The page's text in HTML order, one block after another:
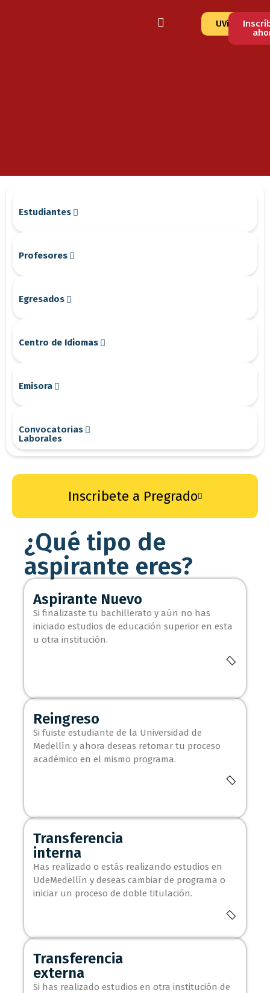
UVirtual
Estudiantes
Profesores
Egresados
Centro de Idiomas
Emisora
Convocatorias
Laborales
Inscribete a Pregrado
¿Qué tipo de
aspirante eres?
Aspirante Nuevo
Si finalizaste tu bachillerato y aún no has
iniciado estudios de educación superior en esta
u otra institución.
Reingreso
Si fuiste estudiante de la Universidad de
Medellín y ahora deseas retomar tu proceso
académico en el mismo programa.
Transferencia
interna
Has realizado o estás realizando estudios en
UdeMedellín y deseas cambiar de programa o
iniciar un proceso de doble titulación.
Transferencia
externa
Si has realizado estudios en otra institución de